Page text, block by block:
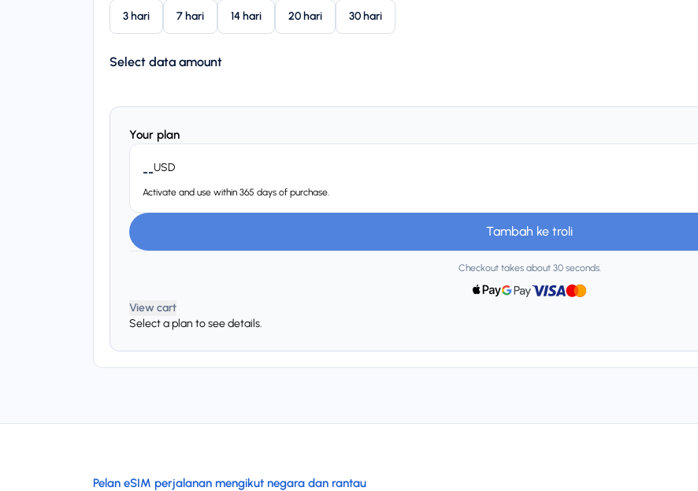
3 hari 7 hari 14 hari 20 hari 30 hari
Select data amount
Your plan
--USD
Activate and use within 365 days of purchase.
Tambah ke troli
Checkout takes about 30 seconds.
View cart
Select a plan to see details.
Pelan eSIM perjalanan mengikut negara dan rantau